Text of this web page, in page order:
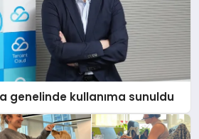
genelinde kullanıma sunuldu